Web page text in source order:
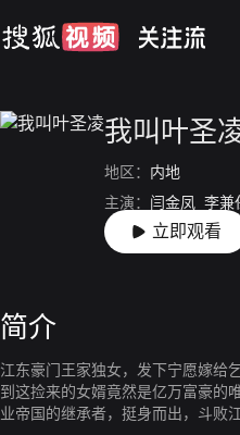
我叫叶圣
地区： 内地
主演： 闫金凤 李兼
导演： 王世荣
立即观看
简介
江东豪门王家独女，发下宁愿嫁给
到这捡来的女婿竟然是亿万富豪的
业帝国的继承者，挺身而出，斗败